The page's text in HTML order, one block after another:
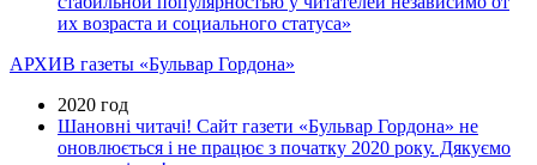
их возраста и социального статуса»
АРХИВ газеты «Бульвар Гордона»
2020 год
Шановні читачі! Сайт газети «Бульвар Гордона» не
оновлюється і не працює з початку 2020 року. Дякуємо